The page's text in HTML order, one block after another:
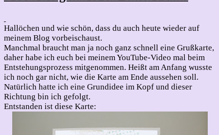
schnell
benötigt….
Hallöchen und wie schön, dass du auch heute wieder auf
meinem Blog vorbeischaust.
Manchmal braucht man ja noch ganz schnell eine Grußkarte,
daher habe ich euch bei meinem YouTube-Video mal beim
Entstehungsprozess mitgenommen. Heißt am Anfang wusste
ich noch gar nicht, wie die Karte am Ende aussehen soll.
Natürlich hatte ich eine Grundidee im Kopf und dieser
Richtung bin ich gefolgt.
Entstanden ist diese Karte: